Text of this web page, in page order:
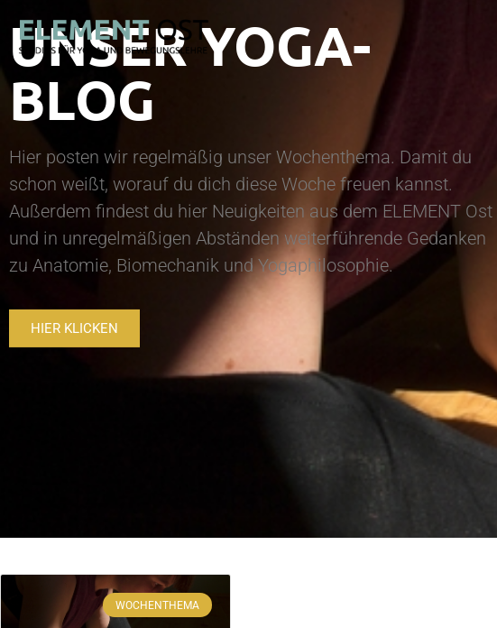
UNSER YOGA-
BLOG
Hier posten wir regelmäßig unser Wochenthema. Damit du
schon weißt, worauf du dich diese Woche freuen kannst.
Außerdem findest du hier Neuigkeiten aus dem ELEMENT Ost
und in unregelmäßigen Abständen weiterführende Gedanken
zu Anatomie, Biomechanik und Yogaphilosophie.
HIER KLICKEN
WOCHENTHEMA